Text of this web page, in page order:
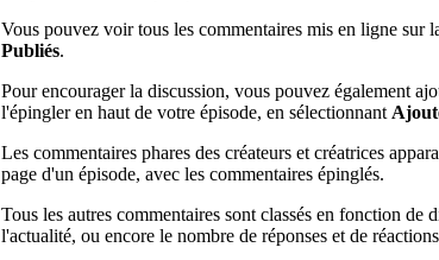
Vous pouvez voir tous les commentaires mis en ligne sur
Publiés.
Pour encourager la discussion, vous pouvez également
l'épingler en haut de votre épisode, en sélectionnant
Les commentaires phares des créateurs et créatrices
page d'un épisode, avec les commentaires épinglés.
Tous les autres commentaires sont classés en fonction de
l'actualité, ou encore le nombre de réponses et de